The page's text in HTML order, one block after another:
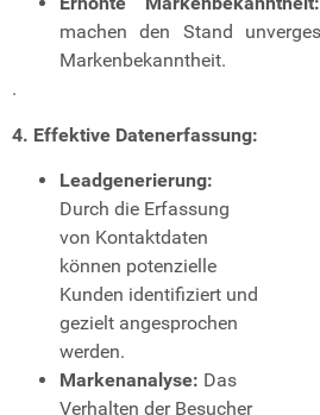
machen den Stand
Markenbekanntheit.
.
4. Effektive Datenerfassung:
Leadgenerierung:
Durch die Erfassung
von Kontaktdaten
können potenzielle
Kunden identifiziert und
gezielt angesprochen
werden.
Markenanalyse: Das
Verhalten der Besucher